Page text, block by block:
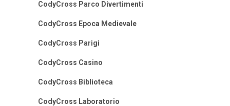
CodyCross Parco Divertimenti
CodyCross Epoca Medievale
CodyCross Parigi
CodyCross Casino
CodyCross Biblioteca
CodyCross Laboratorio